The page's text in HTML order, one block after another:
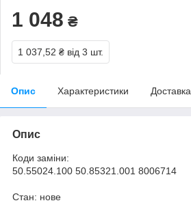
1 048 ₴
1 037,52 ₴ від 3 шт.
Опис Характеристики Доставка
Опис
Коди заміни:
50.55024.100 50.85321.001 8006714
Стан: нове